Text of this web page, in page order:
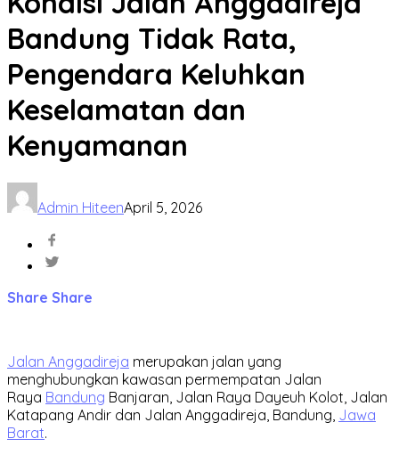
Bandung Tidak Rata,
Pengendara Keluhkan
Keselamatan dan
Kenyamanan
Admin HiteenApril 5, 2026
Share Share
Jalan Anggadireja merupakan jalan yang
menghubungkan kawasan permempatan Jalan
Raya Bandung Banjaran, Jalan Raya Dayeuh Kolot, Jalan
Katapang Andir dan Jalan Anggadireja, Bandung, Jawa
Barat.